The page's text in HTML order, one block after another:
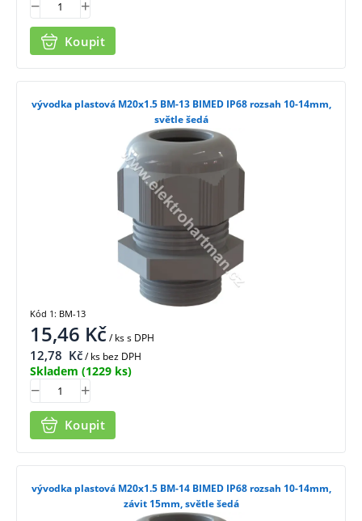
Koupit
vývodka plastová M20x1.5 BM-13 BIMED IP68 rozsah 10-14mm,
světle šedá
15,46 Kč/ kss DPH
12,78 Kč/ ks bez DPH
Skladem (1229 ks)
Koupit
Kód 1: BM-13
vývodka plastová M20x1.5 BM-14 BIMED IP68 rozsah 10-14mm,
závit 15mm, světle šedá